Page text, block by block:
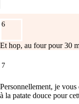
6
Et hop, au four pour 30
7
Personnellement, je
à la patate douce pour